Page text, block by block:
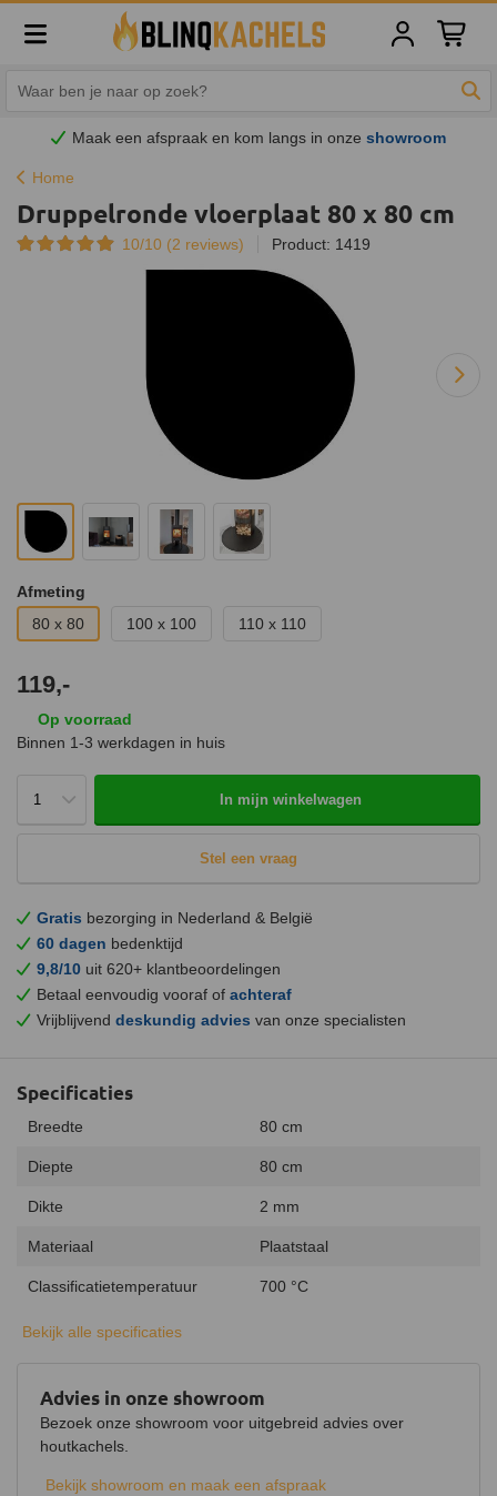
Maak een afspraak en kom langs in onzeshowroom
Home
Druppelronde vloerplaat 80 x 80 cm
10/10 (2 reviews) Product: 1419
Afmeting
80 x 80
100 x 100 110 x 110
119,-
Op voorraad
Binnen 1-3 werkdagen in huis
In mijn winkelwagen
Stel een vraag
Gratis bezorging in Nederland & België
60 dagen bedenktijd
9,8/10 uit 620+ klantbeoordelingen
Betaal eenvoudig vooraf of achteraf
Vrijblijvend deskundig advies van onze specialisten
Advies in onze showroom
Bezoek onze showroom voor uitgebreid advies over
houtkachels.
Bekijk showroom en maak een afspraak
Specificaties
Breedte 80 cm
Diepte 80 cm
Dikte 2 mm
Materiaal Plaatstaal
Classificatietemperatuur 700 °C
Kleur
Keurmerk CE
Bekijk alle specificaties